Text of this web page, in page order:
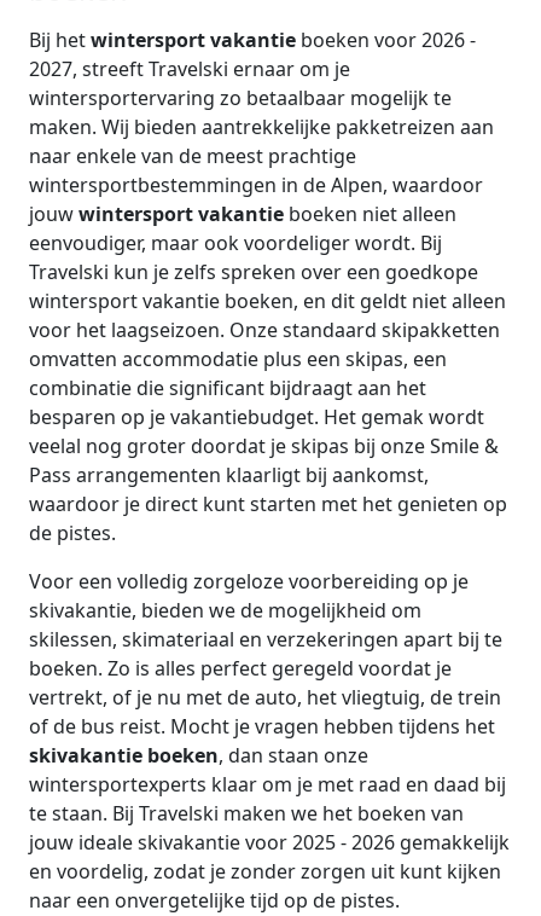
Bij hetwintersport vakantie boeken voor 2026 -
2027, streeft Travelski ernaar om je
wintersportervaring zo betaalbaar mogelijk te
maken. Wij bieden aantrekkelijke pakketreizen aan
naar enkele van de meest prachtige
wintersportbestemmingen in de Alpen, waardoor
jouwwintersport vakantie boeken niet alleen
eenvoudiger, maar ook voordeliger wordt. Bij
Travelski kun je zelfs spreken over een goedkope
wintersport vakantie boeken, en dit geldt niet alleen
voor het laagseizoen. Onze standaard skipakketten
omvatten accommodatie plus een skipas, een
combinatie die significant bijdraagt aan het
besparen op je vakantiebudget. Het gemak wordt
veelal nog groter doordat je skipas bij onze Smile &
Pass arrangementen klaarligt bij aankomst,
waardoor je direct kunt starten met het genieten op
de pistes.
Voor een volledig zorgeloze voorbereiding op je
skivakantie, bieden we de mogelijkheid om
skilessen, skimateriaal en verzekeringen apart bij te
boeken. Zo is alles perfect geregeld voordat je
vertrekt, of je nu met de auto, het vliegtuig, de trein
of de bus reist. Mocht je vragen hebben tijdens het
skivakantie boeken, dan staan onze
wintersportexperts klaar om je met raad en daad bij
te staan. Bij Travelski maken we het boeken van
jouw ideale skivakantie voor 2025 - 2026 gemakkelijk
en voordelig, zodat je zonder zorgen uit kunt kijken
naar een onvergetelijke tijd op de pistes.